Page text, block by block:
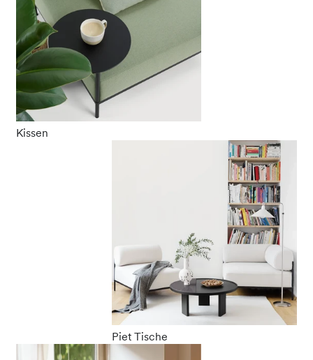
Kissen
Piet Tische